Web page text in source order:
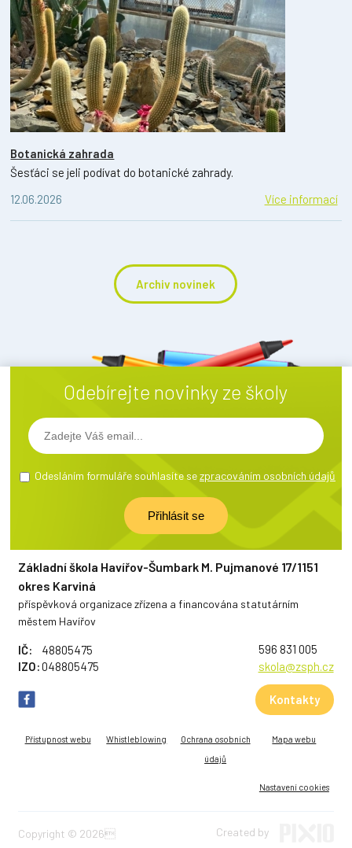
Botanická zahrada
Šesťáci se jeli podívat do botanické zahrady.
12.06.2026
Více informací
Archiv novinek
Odebírejte novinky ze školy
Odesláním formuláře souhlasíte sezpracováním osobních údajů
Základní škola Havířov-Šumbark M. Pujmanové 17/1151
okres Karviná
příspěvková organizace zřízena a financována statutárním
městem Havířov
IČ:
48805475
IZO:048805475
596 831 005
skola@zsph.cz
Kontakty
Přístupnost webu Whistleblowing
Ochrana osobních
údajů
Mapa webu
Nastavení cookies
Copyright © 2026 Created by